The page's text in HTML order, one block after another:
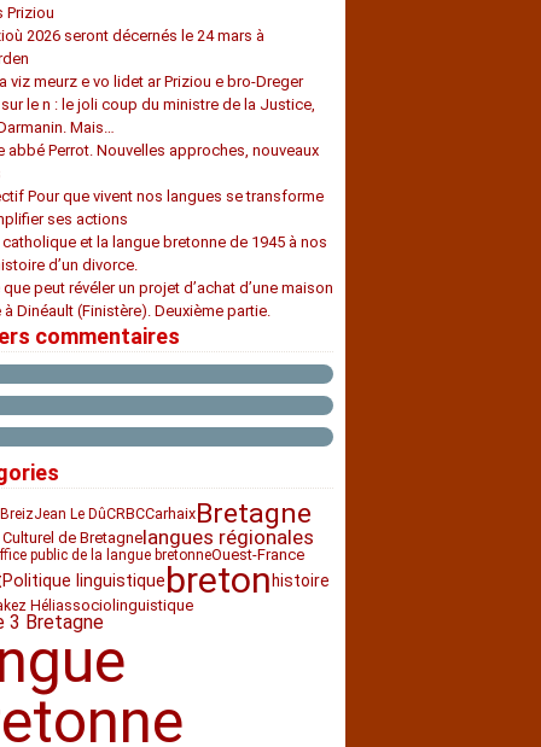
Priziou
2026 seront décernés le 24 mars à
a viz meurz e vo lidet ar Priziou e bro-Dreger
le n : le joli coup du ministre de la Justice,
Mais…
abbé Perrot. Nouvelles approches, nouveaux
Pour que vivent nos langues se transforme
ses actions
catholique et la langue bretonne de 1945 à nos
d’un divorce.
peut révéler un projet d’achat d’une maison
à Dinéault (Finistère). Deuxième partie.
commentaires
Jean Le DûCRBCCarhaixBretagne
de Bretagnelangues régionales
public de la langue bretonneOuest-France
Politique linguistiquebretonhistoire
Héliassociolinguistique
3 Bretagne